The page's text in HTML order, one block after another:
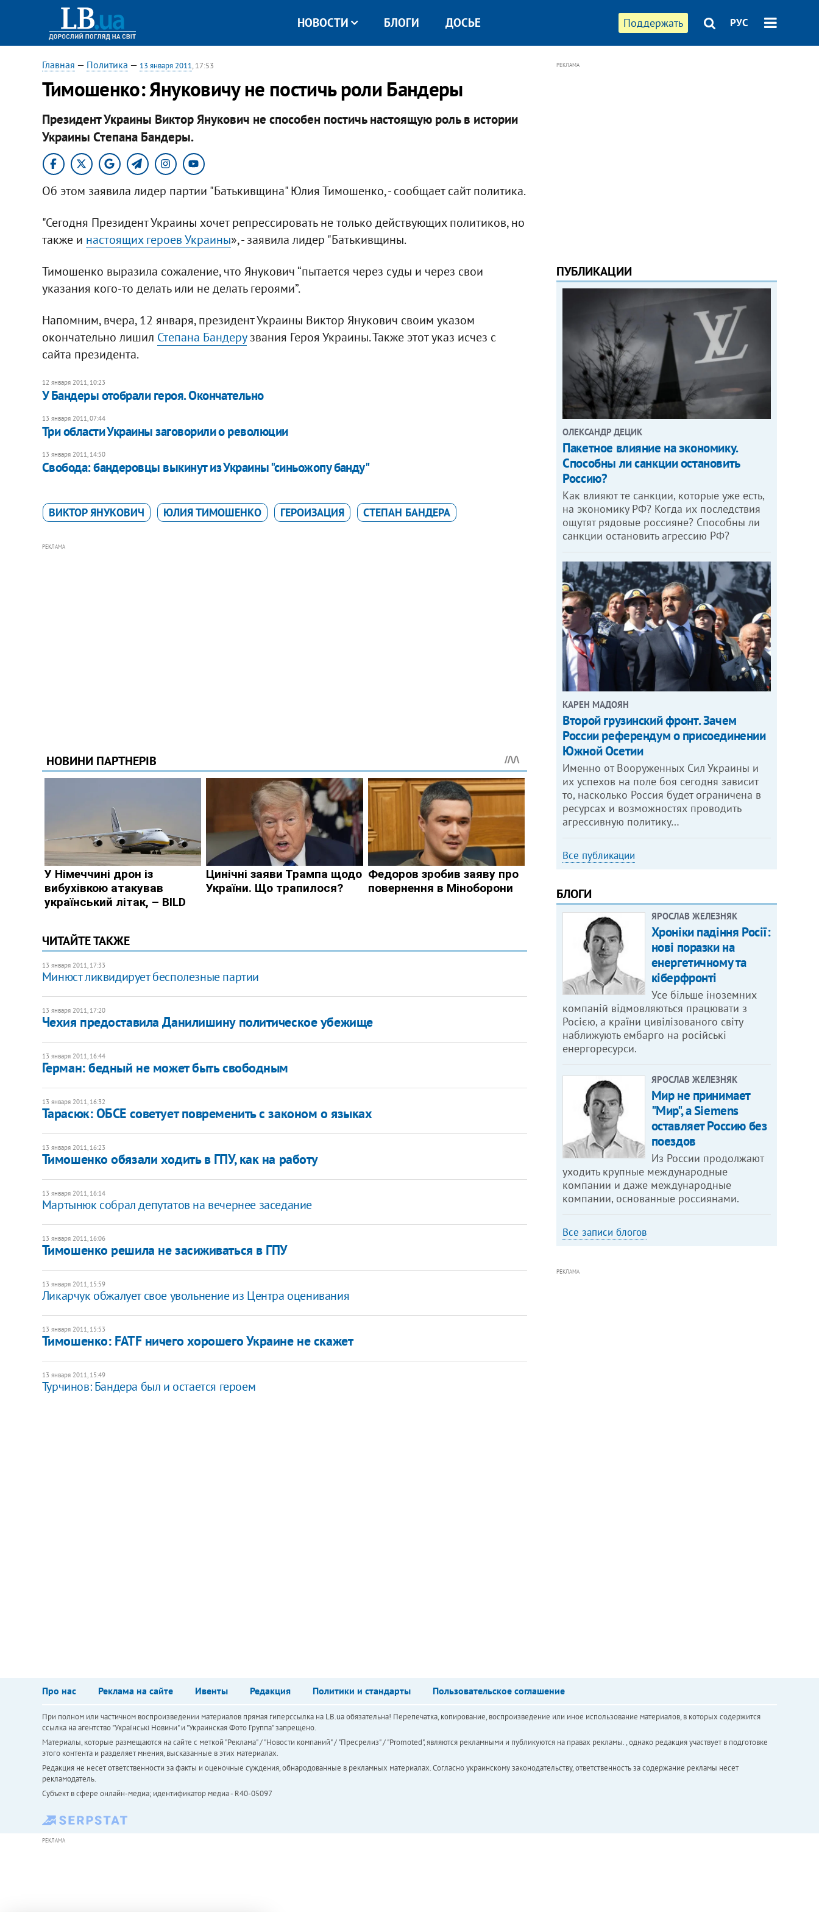
Поддержать РУС
НОВОСТИ БЛОГИ ДОСЬЕ
Главная — Политика — 13 января 2011, 17:53
Тимошенко: Януковичу не постичь роли Бандеры
Президент Украины Виктор Янукович не способен постичь настоящую роль в истории
Украины Степана Бандеры.
Об этом заявила лидер партии "Батькивщина" Юлия Тимошенко, - сообщает сайт политика.
"Сегодня Президент Украины хочет репрессировать не только действующих политиков, но
также и настоящих героев Украины», - заявила лидер "Батькивщины.
Тимошенко выразила сожаление, что Янукович “пытается через суды и через свои
указания кого-то делать или не делать героями”.
Напомним, вчера, 12 января, президент Украины Виктор Янукович своим указом
окончательно лишил Степана Бандерузвания Героя Украины. Также этот указ исчез с
сайта президента.
12 января 2011, 10:23
У Бандеры отобрали героя. Окончательно
13 января 2011, 07:44
Три области Украины заговорили о революции
13 января 2011, 14:50
Свобода: бандеровцы выкинут из Украины "синьожопу банду"
ВИКТОР ЯНУКОВИЧ ЮЛИЯ ТИМОШЕНКО ГЕРОИЗАЦИЯ СТЕПАН БАНДЕРА
РЕКЛАМА
ЧИТАЙТЕ ТАКЖЕ
13 января 2011, 17:33
Минюст ликвидирует бесполезные партии
13 января 2011, 17:20
Чехия предоставила Данилишину политическое убежище
13 января 2011, 16:44
Герман: бедный не может быть свободным
13 января 2011, 16:32
Тарасюк: ОБСЕ советует повременить с законом о языках
13 января 2011, 16:23
Тимошенко обязали ходить в ГПУ, как на работу
13 января 2011, 16:14
Мартынюк собрал депутатов на вечернее заседание
13 января 2011, 16:06
Тимошенко решила не засиживаться в ГПУ
13 января 2011, 15:59
Ликарчук обжалует свое увольнение из Центра оценивания
13 января 2011, 15:53
Тимошенко: FATF ничего хорошего Украине не скажет
13 января 2011, 15:49
Турчинов: Бандера был и остается героем
РЕКЛАМА
ПУБЛИКАЦИИ
ОЛЕКСАНДР ДЕЦИК
Пакетное влияние на экономику.
Способны ли санкции остановить
Россию?
Как влияют те санкции, которые уже есть,
на экономику РФ? Когда их последствия
ощутят рядовые россияне? Способны ли
санкции остановить агрессию РФ?
КАРЕН МАДОЯН
Второй грузинский фронт. Зачем
России референдум о присоединении
Южной Осетии
Именно от Вооруженных Сил Украины и
их успехов на поле боя сегодня зависит
то, насколько Россия будет ограничена в
ресурсах и возможностях проводить
агрессивную политику…
Все публикации
БЛОГИ
ЯРОСЛАВ ЖЕЛЕЗНЯК
Хроніки падіння Росії:
нові поразки на
енергетичному та
кіберфронті
Усе більше іноземних
компаній відмовляються працювати з
Росією, а країни цивілізованого світу
наближують ембарго на російські
енергоресурси.
ЯРОСЛАВ ЖЕЛЕЗНЯК
Мир не принимает
"Мир", а Siemens
оставляет Россию без
поездов
Из России продолжают
уходить крупные международные
компании и даже международные
компании, основанные россиянами.
Все записи блогов
РЕКЛАМА
Про нас Реклама на сайте Ивенты Редакция Политики и стандарты Пользовательское соглашение
При полном или частичном воспроизведении материалов прямая гиперссылка на LB.ua обязательна! Перепечатка, копирование, воспроизведение или иное использование материалов, в которых содержится
ссылка на агентство "Українськi Новини" и "Украинская Фото Группа" запрещено.
Материалы, которые размещаются на сайте с меткой "Реклама" / "Новости компаний" / "Пресрелиз" / "Promoted", являются рекламными и публикуются на правах рекламы. , однако редакция участвует в подготовке
этого контента и разделяет мнения, высказанные в этих материалах.
Редакция не несет ответственности за факты и оценочные суждения, обнародованные в рекламных материалах. Согласно украинскому законодательству, ответственность за содержание рекламы несет
рекламодатель.
Субъект в сфере онлайн-медиа; идентификатор медиа - R40-05097
РЕКЛАМА